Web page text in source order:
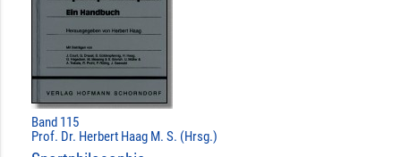
Band 115
Prof. Dr. Herbert Haag M. S. (Hrsg.)